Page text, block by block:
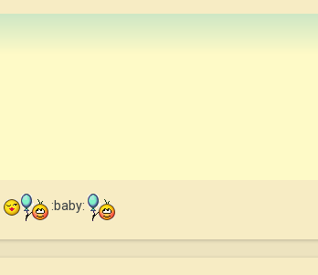
:baby: